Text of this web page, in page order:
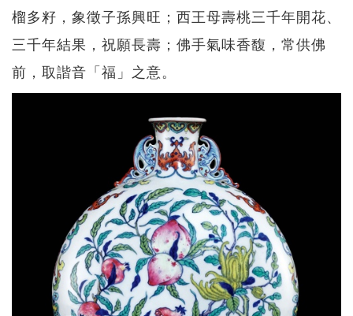
榴多籽，象徵子孫興旺；西王母壽桃三千年開花、
三千年結果，祝願長壽；佛手氣味香馥，常供佛
前，取諧音「福」之意。